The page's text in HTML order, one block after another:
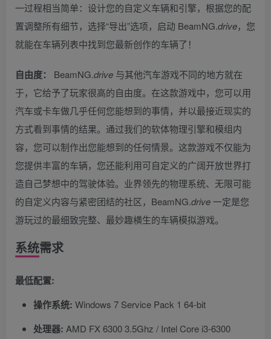
一过程相当简单：设计您的自定义车辆和引擎，根据您的配
置调整所有细节，选择“导出”选项，启动 BeamNG.drive，您
就能在车辆列表中找到您最新创作的车辆了！
自由度： BeamNG.drive 与其他汽车游戏不同的地方就在
于，它给予了玩家很高的自由度。在这款游戏中，您可以用
汽车或卡车做几乎任何您能想到的事情，并以最接近现实的
方式看到事情的结果。通过我们的软体物理引擎和模组内
容，您可以制作出您能想到的任何情景。这款游戏不仅能为
您提供丰富的车辆，您还能利用可自定义的广阔开放世界打
造自己梦想中的驾驶体验。业界领先的物理系统、无限可能
的自定义内容与紧密团结的社区，BeamNG.drive一定是您
游玩过的最细致完整、最妙趣横生的车辆模拟游戏。
系统需求
最低配置:
操作系统: Windows 7 Service Pack 1 64-bit
处理器: AMD FX 6300 3.5Ghz / Intel Core i3-6300